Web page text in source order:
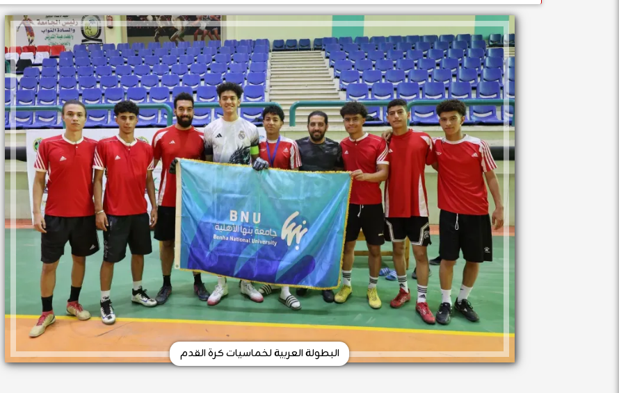
البطولة العربية لخماسيات كرة القدم